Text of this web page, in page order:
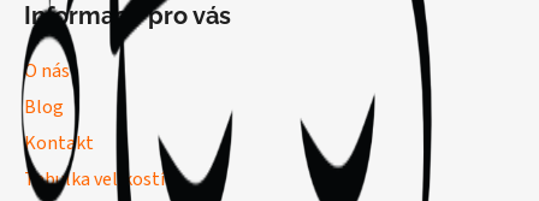
Informace pro vás
O nás
Blog
Kontakt
Tabulka velikostí